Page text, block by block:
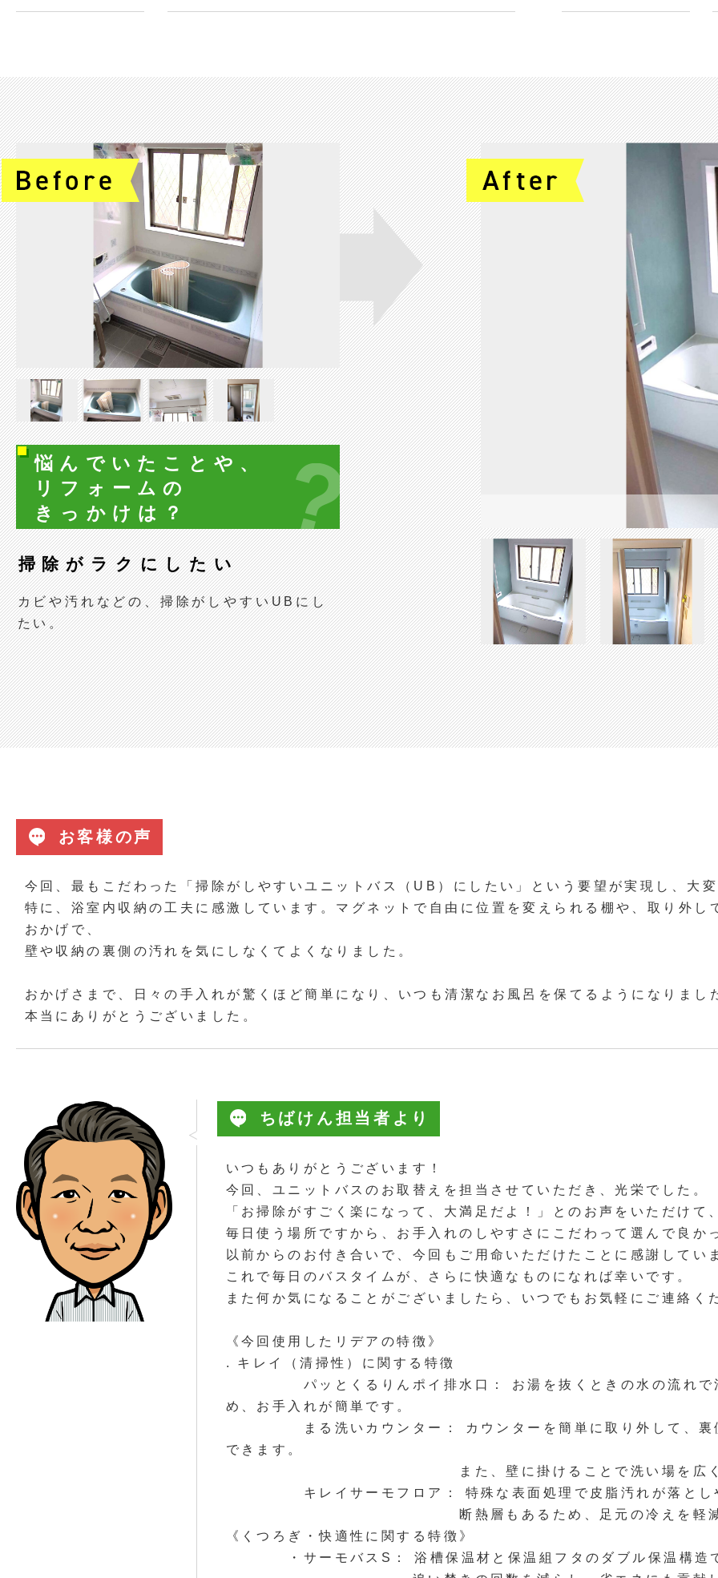
悩んでいたことや、
リフォームの
きっかけは？
掃除がラクにしたい
カビや汚れなどの、掃除がしやすいUBにし
たい。
お客様の声
今回、最もこだわった「掃除がしやすいユニットバス（UB）にしたい」という要望が実現し、大
特に、浴室内収納の工夫に感激しています。マグネットで自由に位置を変えられる棚や、取り外し
おかげで、
壁や収納の裏側の汚れを気にしなくてよくなりました。
おかげさまで、日々の手入れが驚くほど簡単になり、いつも清潔なお風呂を保てるようになりまし
本当にありがとうございました。
ちばけん担当者より
いつもありがとうございます！
今回、ユニットバスのお取替えを担当させていただき、光栄でした。
「お掃除がすごく楽になって、大満足だよ！」とのお声をいただけて
毎日使う場所ですから、お手入れのしやすさにこだわって選んで良か
以前からのお付き合いで、今回もご用命いただけたことに感謝してい
これで毎日のバスタイムが、さらに快適なものになれば幸いです。
また何か気になることがございましたら、いつでもお気軽にご連絡く
《今回使用したリデアの特徴》
. キレイ（清掃性）に関する特徴
パッとくるりんポイ排水口： お湯を抜くときの水の流れで渦
め、お手入れが簡単です。
まる洗いカウンター： カウンターを簡単に取り外して、裏側
できます。
また、壁に掛けることで洗い場を広く使う
キレイサーモフロア： 特殊な表面処理で皮脂汚れが落としや
断熱層もあるため、足元の冷えを軽減し
《くつろぎ・快適性に関する特徴》
・サーモバスS： 浴槽保温材と保温組フタのダブル保温構造で